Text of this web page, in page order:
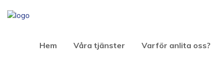
Hem Våra tjänster Varför anlita oss?